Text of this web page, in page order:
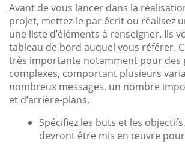
Avant de vous lancer dans la
projet, mettez-le par écrit ou réalisez
une liste d’éléments à renseigner. Ils
tableau de bord auquel vous référer.
très importante notamment pour des
complexes, comportant plusieurs
nombreux messages, un nombre
et d’arrière-plans.
Spécifiez les buts et les
devront être mis en œuvre